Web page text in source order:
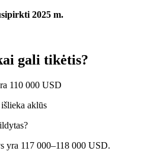
2025 m.
gali tikėtis?
110 000 USD
aklūs
yra 117 000–118 000 USD.